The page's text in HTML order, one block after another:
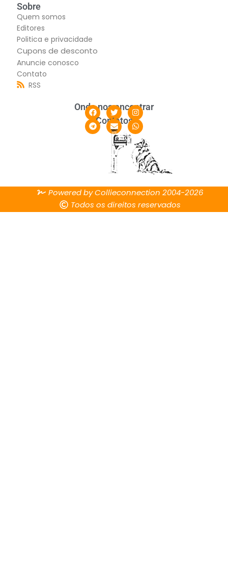
Sobre
Quem somos
Editores
Politica e privacidade
Cupons de desconto
Anuncie conosco
Contato
RSS
Onde nos encontrar
Contatos
Powered by Collieconnection 2004-2026
Todos os direitos reservados